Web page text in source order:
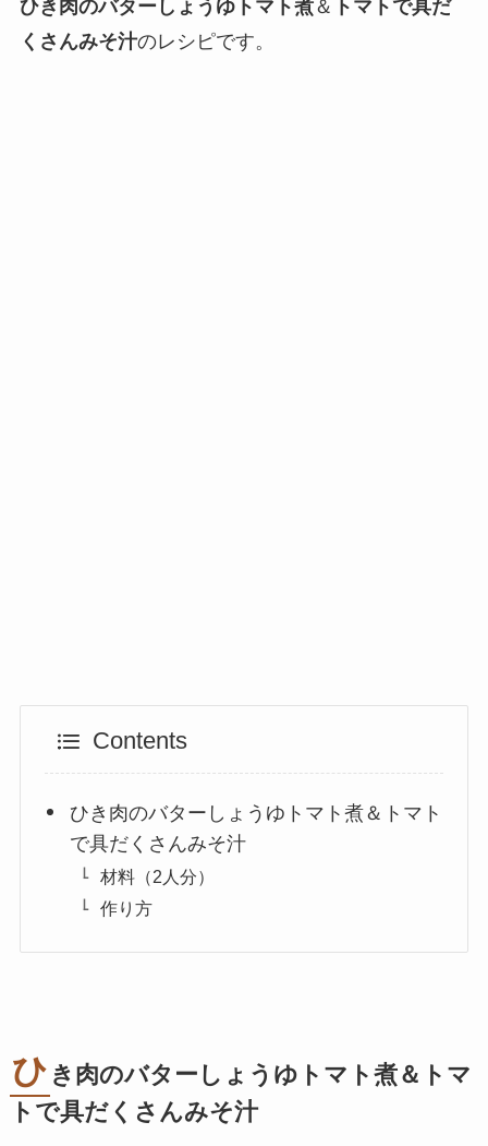
ひき肉のバターしょうゆトマト煮＆ トマトで具だ
くさんみそ汁のレシピです。
Contents
ひき肉のバターしょうゆトマト煮＆トマト
で具だくさんみそ汁
材料（2人分）
作り方
ひ き肉のバターしょうゆトマト煮＆トマ
トで具だくさんみそ汁